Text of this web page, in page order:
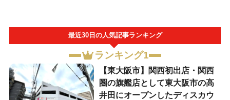
最近30日の人気記事ランキング
ランキング1
【東大阪市】関西初出店・関西
圏の旗艦店として東大阪市の高
井田にオープンしたディスカウ